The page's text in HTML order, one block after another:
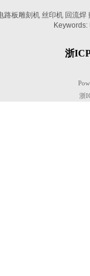
板雕刻机 丝印机 回流
Keywords:
浙
浙